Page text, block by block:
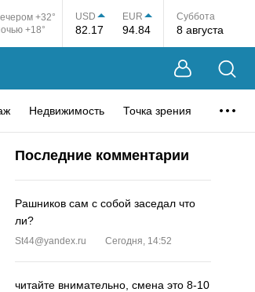
+32°
+18°
USD
82.17
EUR
94.84
Суббота
8 августа
Недвижимость Точка зрения
Последние комментарии
Рашников сам с собой заседал что
ли?
St44@yandex.ru Сегодня, 14:52
читайте внимательно, смена это 8-10